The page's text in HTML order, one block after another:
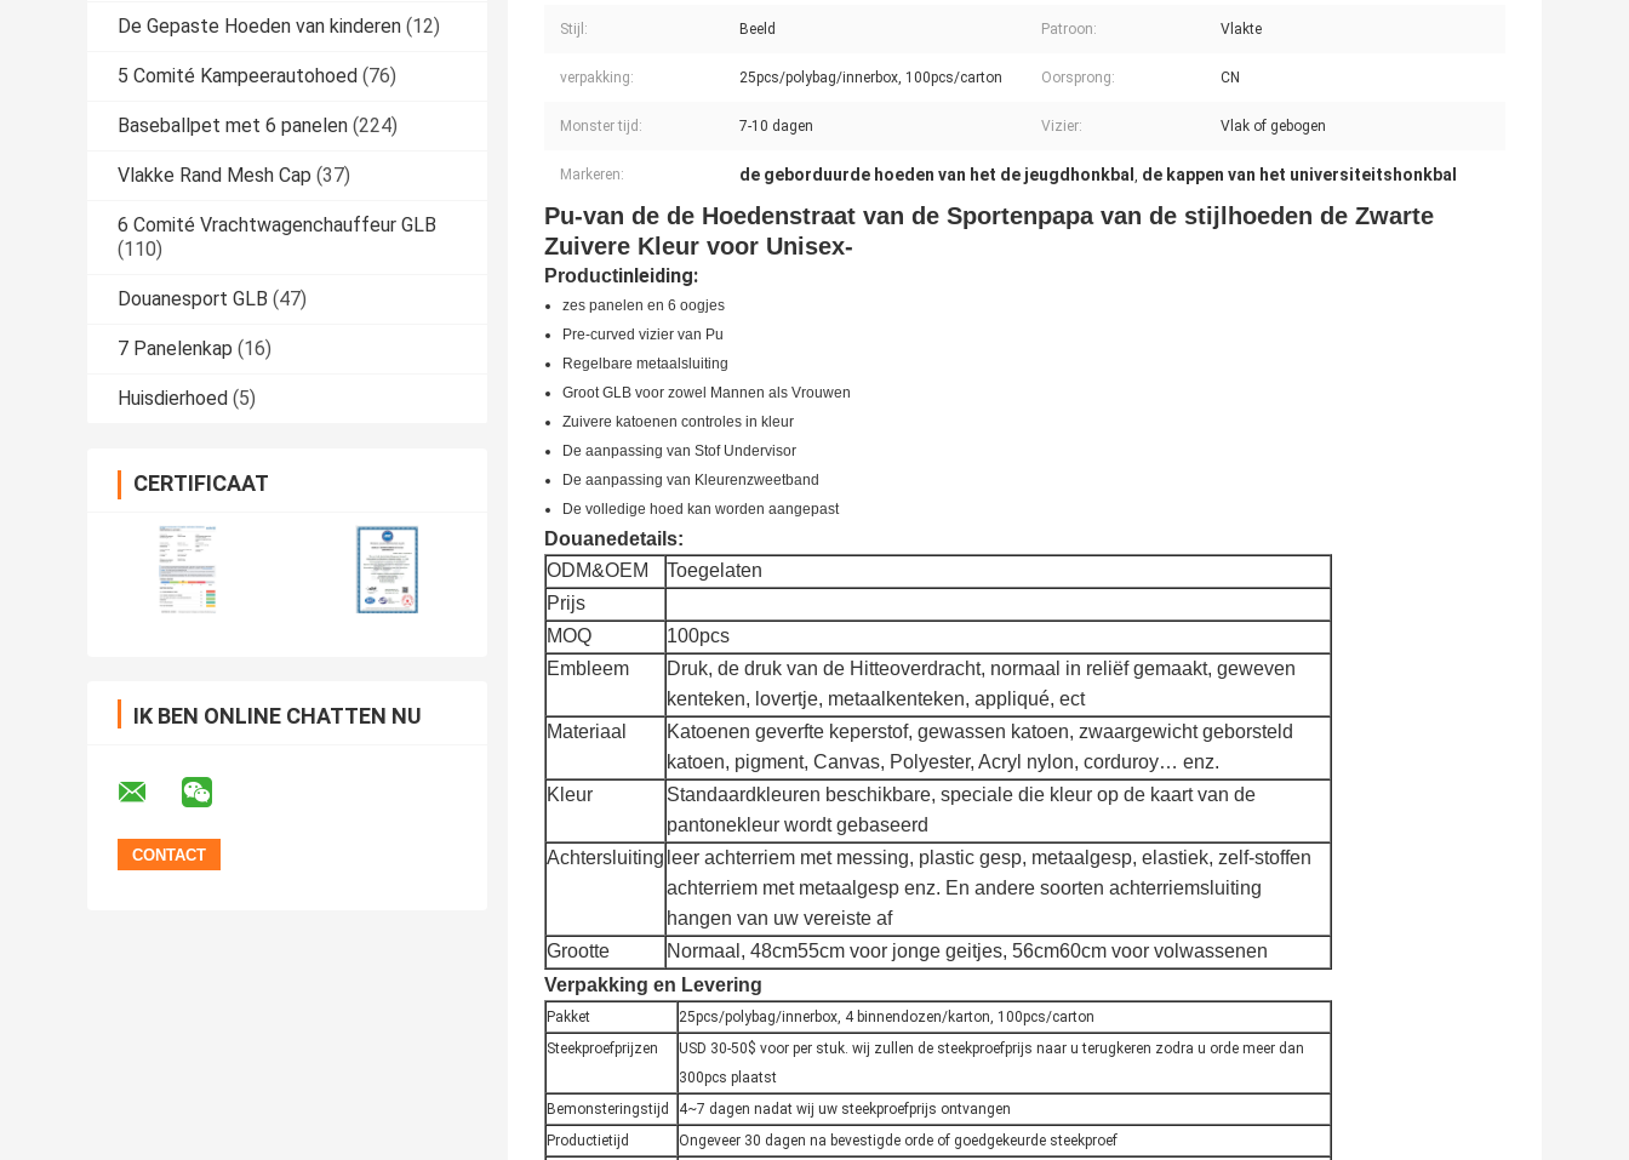
De Gepaste Hoeden van kinderen (12)
5 Comité Kampeerautohoed (76)
Baseballpet met 6 panelen (224)
Vlakke Rand Mesh Cap (37)
6 Comité Vrachtwagenchauffeur GLB
(110)
Douanesport GLB (47)
7 Panelenkap (16)
Huisdierhoed (5)
CERTIFICAAT
IK BEN ONLINE CHATTEN NU
Stijl: Beeld Patroon: Vlakte
verpakking: 25pcs/polybag/innerbox, 100pcs/carton Oorsprong: CN
Monster tijd: 7-10 dagen Vizier: Vlak of gebogen
Markeren: de geborduurde hoeden van het de jeugdhonkbal , de kappen van het universiteitshonkbal
Pu-van de de Hoedenstraat van de Sportenpapa van de stijlhoeden de Zwarte
Zuivere Kleur voor Unisex-
Productinleiding:
zes panelen en 6 oogjes
Pre-curved vizier van Pu
Regelbare metaalsluiting
Groot GLB voor zowel Mannen als Vrouwen
Zuivere katoenen controles in kleur
De aanpassing van Stof Undervisor
De aanpassing van Kleurenzweetband
De volledige hoed kan worden aangepast
Douanedetails:
ODM&OEM
Toegelaten
Prijs
MOQ
100pcs
Embleem
Druk, de druk van de Hitteoverdracht, normaal in reliëf gemaakt, geweven
kenteken, lovertje, metaalkenteken, appliqué, ect
Materiaal
Katoenen geverfte keperstof, gewassen katoen, zwaargewicht geborsteld
katoen, pigment, Canvas, Polyester, Acryl nylon, corduroy… enz.
Kleur
Standaardkleuren beschikbare, speciale die kleur op de kaart van de
pantonekleur wordt gebaseerd
Achtersluiting leer achterriem met messing, plastic gesp, metaalgesp, elastiek, zelf-stoffen
achterriem met metaalgesp enz. En andere soorten achterriemsluiting
hangen van uw vereiste af
Grootte
Normaal, 48cm55cm voor jonge geitjes, 56cm60cm voor volwassenen
Verpakking en Levering
Pakket
25pcs/polybag/innerbox, 4 binnendozen/karton, 100pcs/carton
Steekproefprijzen
USD 30-50$ voor per stuk. wij zullen de steekproefprijs naar u terugkeren zodra u orde meer dan
300pcs plaatst
Bemonsteringstijd
4~7 dagen nadat wij uw steekproefprijs ontvangen
Productietijd
Ongeveer 30 dagen na bevestigde orde of goedgekeurde steekproef